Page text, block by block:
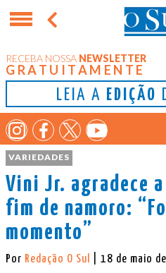
RECEBA NOSSA NEWSLETTER
GRATUITAMENTE
LEIA A EDIÇÃO
VARIEDADES
Vini Jr. agradece
fim de namoro:
momento”
Por Redação O Sul | 18 de maio